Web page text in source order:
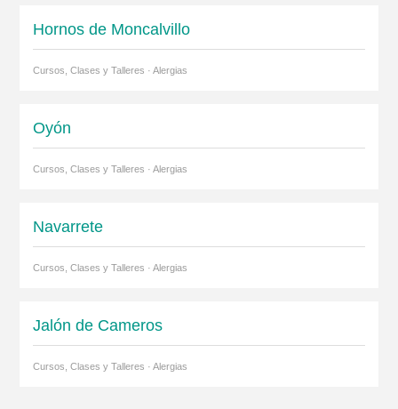
Hornos de Moncalvillo
Cursos, Clases y Talleres · Alergias
Oyón
Cursos, Clases y Talleres · Alergias
Navarrete
Cursos, Clases y Talleres · Alergias
Jalón de Cameros
Cursos, Clases y Talleres · Alergias